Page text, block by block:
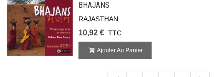
BHAJANS
RAJASTHAN
10,92 € TTC
Ajouter Au Panier